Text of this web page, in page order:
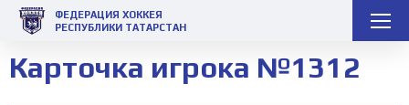
ФЕДЕРАЦИЯ ХОККЕЯ
РЕСПУБЛИКИ ТАТАРСТАН
Карточка игрока №1312